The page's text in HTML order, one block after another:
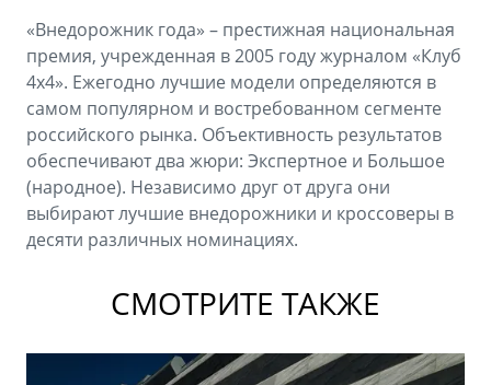
«Внедорожник года» – престижная национальная
премия, учрежденная в 2005 году журналом «Клуб
4х4». Ежегодно лучшие модели определяются в
самом популярном и востребованном сегменте
российского рынка. Объективность результатов
обеспечивают два жюри: Экспертное и Большое
(народное). Независимо друг от друга они
выбирают лучшие внедорожники и кроссоверы в
десяти различных номинациях.
СМОТРИТЕ ТАКЖЕ